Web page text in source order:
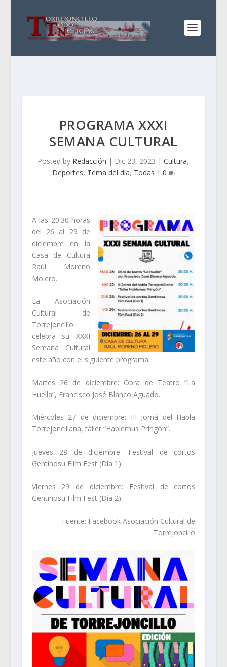
PROGRAMA XXXI
SEMANA CULTURAL
Posted by Redacción | Dic 23, 2023 |Cultura,
Deportes, Tema del día, Todas | 0
A las 20:30 horas
del 26 al 29 de
diciembre en la
Casa de Cultura
Raúl Moreno
Molero.
La Asociación
Cultural de
Torrejoncillo
celebra su XXXI
Semana Cultural
este año con el siguiente programa:
Martes 26 de diciembre: Obra de Teatro “La
Huella”, Francisco José Blanco Aguado.
Miércoles 27 de diciembre: III Jorná del Habla
Torrejoncillana, taller “Hablemus Pringón”.
Jueves 28 de diciembre: Festival de cortos
Gentinosu Film Fest (Día 1).
Viernes 29 de diciembre: Festival de cortos
Gentinosu Film Fest (Día 2).
Fuente: Facebook Asociación Cultural de
Torrejoncillo